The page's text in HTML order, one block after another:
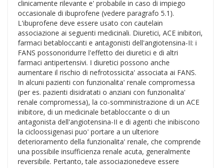
clinicamente rilevante e' probabile in caso di impiego
occasionale di ibuprofene (vedere paragrafo 5.1).
L'ibuprofene deve essere usato con cautelain
associazione ai seguenti medicinali. Diuretici, ACE inibitori,
farmaci betabloccanti e antagonisti dell'angiotensina-II: i
FANS possonoridurre l'effetto dei diuretici e di altri
farmaci antipertensivi. I diuretici possono anche
aumentare il rischio di nefrotossicita' associata ai FANS.
In alcuni pazienti con funzionalita' renale compromessa
(per es. pazienti disidratati o anziani con funzionalita'
renale compromessa), la co-somministrazione di un ACE
inibitore, di un medicinale betabloccante o di un
antagonista dell'angiotensina-II e di agenti che inibiscono
la cicloossigenasi puo' portare a un ulteriore
deterioramento della funzionalita' renale, che comprende
una possibile insufficienza renale acuta, generalmente
reversibile. Pertanto, tale associazionedeve essere